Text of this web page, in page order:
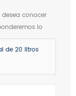
conocer
lo
de 20 litros